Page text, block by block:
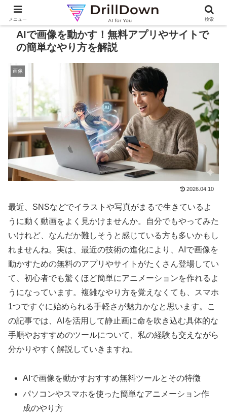
AIで画像を動かす！無料アプリやサイトで
の簡単なやり方を解説
画像
2026.04.10
最近、SNSなどでイラストや写真がまるで生きているよ
うに動く動画をよく見かけませんか。自分でもやってみた
いけれど、なんだか難しそうと感じている方も多いかもし
れませんね。実は、最近の技術の進化により、AIで画像を
動かすための無料のアプリやサイトがたくさん登場してい
て、初心者でも驚くほど簡単にアニメーションを作れるよ
うになっています。複雑なやり方を覚えなくても、スマホ
1つですぐに始められる手軽さが魅力かなと思います。こ
の記事では、AIを活用して静止画に命を吹き込む具体的な
手順やおすすめのツールについて、私の経験も交えながら
分かりやすく解説していきますね。
AIで画像を動かすおすすめ無料ツールとその特徴
パソコンやスマホを使った簡単なアニメーション作
成のやり方
メニュー 検索